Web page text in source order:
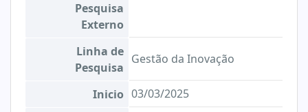
Pesquisa
Externo
Linha de
Pesquisa
Gestão da Inovação
Inicio 03/03/2025